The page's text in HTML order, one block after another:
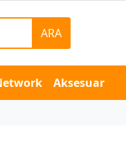
ARA
Aksesuar